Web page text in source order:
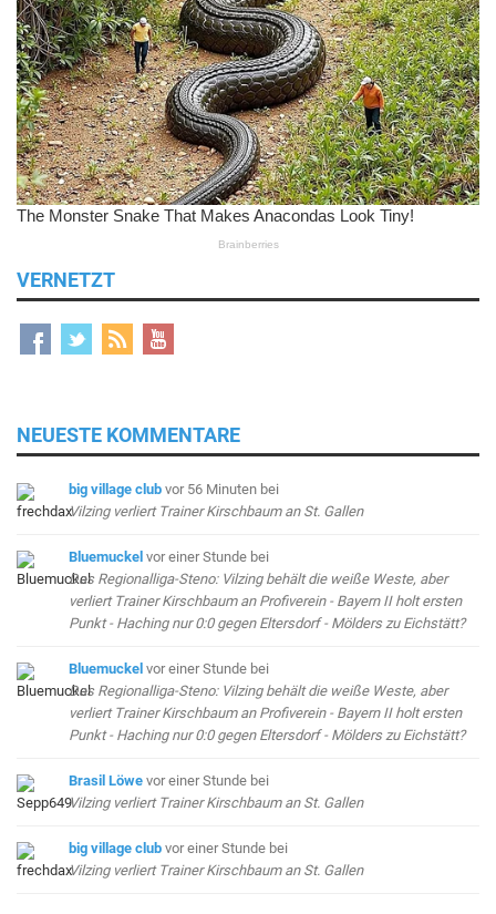
VERNETZT
NEUESTE KOMMENTARE
big village club vor 56 Minuten bei
Vilzing verliert Trainer Kirschbaum an St. Gallen
Bluemuckel vor einer Stunde bei
Das Regionalliga-Steno: Vilzing behält die weiße Weste, aber
verliert Trainer Kirschbaum an Profiverein - Bayern II holt ersten
Punkt - Haching nur 0:0 gegen Eltersdorf - Mölders zu Eichstätt?
Bluemuckel vor einer Stunde bei
Das Regionalliga-Steno: Vilzing behält die weiße Weste, aber
verliert Trainer Kirschbaum an Profiverein - Bayern II holt ersten
Punkt - Haching nur 0:0 gegen Eltersdorf - Mölders zu Eichstätt?
Brasil Löwe vor einer Stunde bei
Vilzing verliert Trainer Kirschbaum an St. Gallen
big village club vor einer Stunde bei
Vilzing verliert Trainer Kirschbaum an St. Gallen